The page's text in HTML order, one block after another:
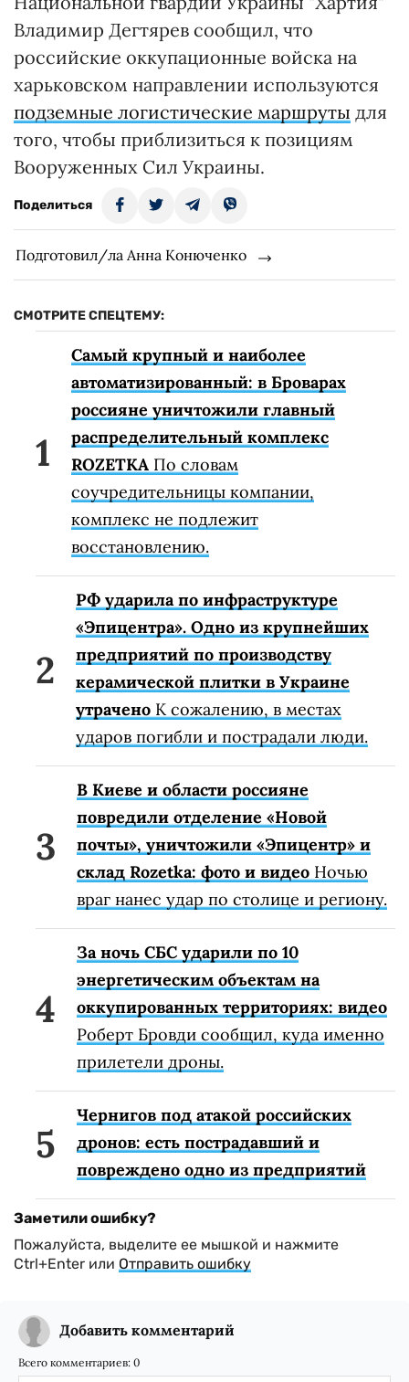
Владимир Дегтярев сообщил, что
российские оккупационные войска на
харьковском направлении используются
подземные логистические маршруты для
того, чтобы приблизиться к позициям
Вооруженных Сил Украины.
Поделиться
Подготовил/ла Анна Конюченко
СМОТРИТЕ СПЕЦТЕМУ:
Самый крупный и наиболее
автоматизированный: в Броварах
россияне уничтожили главный
распределительный комплекс
ROZETKA По словам
соучредительницы компании,
комплекс не подлежит
восстановлению.
РФ ударила по инфраструктуре
«Эпицентра». Одно из крупнейших
предприятий по производству
керамической плитки в Украине
утрачено К сожалению, в местах
ударов погибли и пострадали люди.
В Киеве и области россияне
повредили отделение «Новой
почты», уничтожили «Эпицентр» и
склад Rozetka: фото и видео Ночью
враг нанес удар по столице и региону.
За ночь СБС ударили по 10
энергетическим объектам на
оккупированных территориях: видео
Роберт Бровди сообщил, куда именно
прилетели дроны.
Чернигов под атакой российских
дронов: есть пострадавший и
повреждено одно из предприятий
Заметили ошибку?
Пожалуйста, выделите ее мышкой и нажмите
Ctrl+Enter или Отправить ошибку
Добавить комментарий
Всего комментариев: 0